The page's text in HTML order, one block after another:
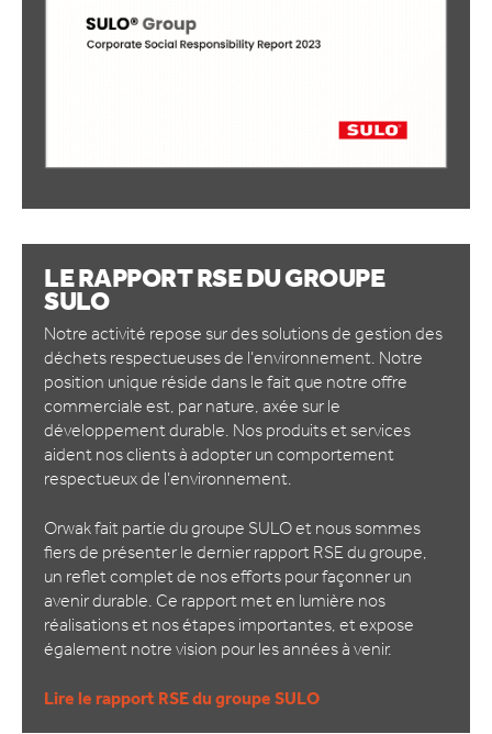
LE RAPPORT RSE DU GROUPE
SULO
Notre activité repose sur des solutions de gestion des
déchets respectueuses de l’environnement. Notre
position unique réside dans le fait que notre offre
commerciale est, par nature, axée sur le
développement durable. Nos produits et services
aident nos clients à adopter un comportement
respectueux de l’environnement.
Orwak fait partie du groupe SULO et nous sommes
fiers de présenter le dernier rapport RSE du groupe,
un reflet complet de nos efforts pour façonner un
avenir durable. Ce rapport met en lumière nos
réalisations et nos étapes importantes, et expose
également notre vision pour les années à venir.
Lire le rapport RSE du groupe SULO